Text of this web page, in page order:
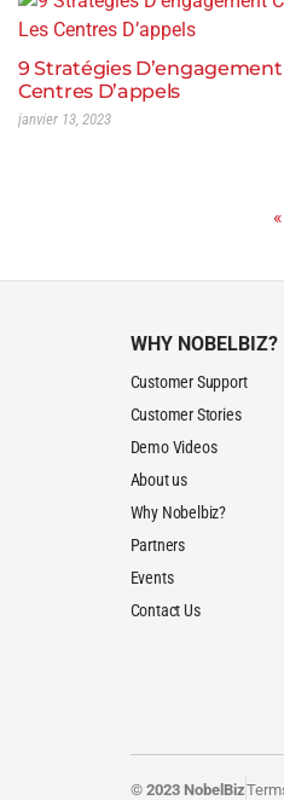
9 Stratégies
Centres D’appels
janvier 13, 2023
WHY NOBELBIZ?
Customer Support
Customer Stories
Demo Videos
About us
Why Nobelbiz?
Partners
Events
Contact Us
© 2023 NobelBiz